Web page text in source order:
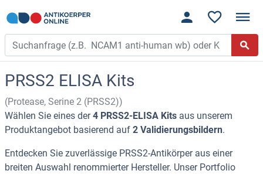
PRSS2 ELISA Kits
(Protease, Serine 2 (PRSS2))
Wählen Sie eines der4 PRSS2-ELISA Kits aus unserem
Produktangebot basierend auf 2 Validierungsbildern.
Entdecken Sie zuverlässige PRSS2-Antikörper aus einer
breiten Auswahl renommierter Hersteller. Unser Portfolio